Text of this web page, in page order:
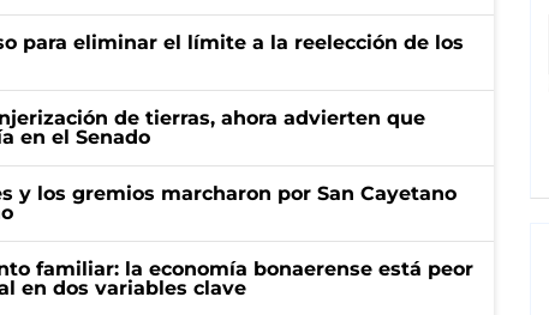
para eliminar el límite a la reelección de los
de tierras, ahora advierten que
en el Senado
y los gremios marcharon por San Cayetano
familiar: la economía bonaerense está peor
en dos variables clave